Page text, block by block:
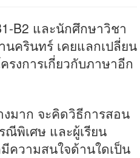
B2 และนักศึกษาวิชา
ครินทร์ เคยแลกเปลี่ยน
รงการเกี่ยวกับภาษาอีก
งมาก จะคิดวิธีการสอน
ณีพิเศษ และผู้เรียน
ความสนใจด้านใดเป็น